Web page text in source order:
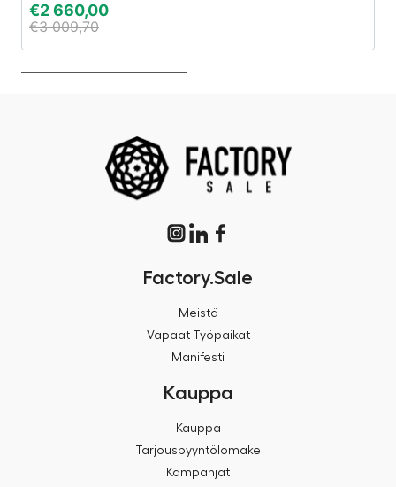
€2 660,00
€3 009,70
Factory.Sale
Meistä
Vapaat Työpaikat
Manifesti
Kauppa
Kauppa
Tarjouspyyntölomake
Kampanjat